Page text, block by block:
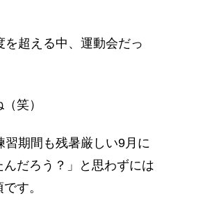
超える中、運動会だっ
笑）
期間も残暑厳しい9月に
だろう？」と思わずには
す。